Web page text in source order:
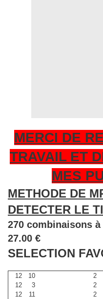
MERCI DE
TRAVAIL ET
MES
METHODE DE
DETECTER LE
270 combinaisons à
27.00 €
SELECTION
12 10 2
12
3 2
12
11 2